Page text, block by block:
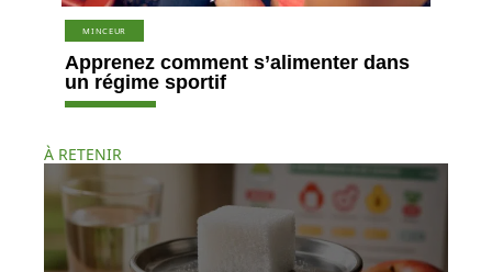
MINCEUR
Apprenez comment s’alimenter dans
un régime sportif
À RETENIR